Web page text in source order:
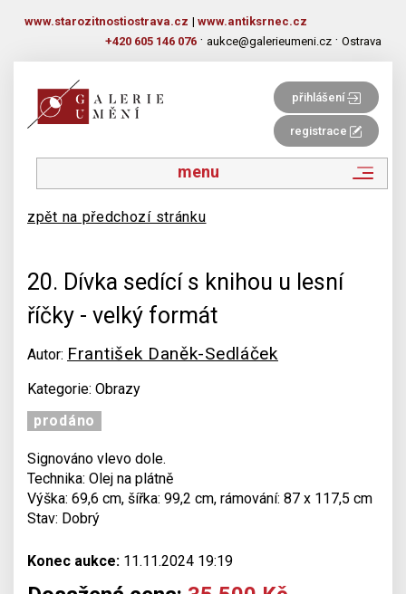
www.starozitnostiostrava.cz | www.antiksrnec.cz
+420 605 146 076 · aukce@galerieumeni.cz · Ostrava
přihlášení
registrace
menu
zpět na předchozí stránku
20. Dívka sedící s knihou u lesní
říčky - velký formát
Autor: František Daněk-Sedláček
Kategorie: Obrazy
prodáno
Signováno vlevo dole.
Technika: Olej na plátně
Výška: 69,6 cm, šířka: 99,2 cm, rámování: 87 x 117,5 cm
Stav: Dobrý
Konec aukce: 11.11.2024 19:19